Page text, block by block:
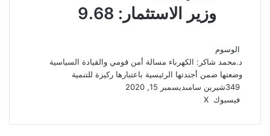
الوسوم
د.محمد شاكر: الكهرباء مسالة أمن قومي والقيادة السياسية
وضعتها ضمن أجندتها الرئيسية باعتبارها ركيزة للتنمية
شيرين سامىديسمبر 15, 2020
فيسبوك ‫X
البريد